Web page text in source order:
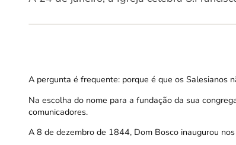
A pergunta é frequente: porque é que os Salesianos
Na escolha do nome para a fundação da sua
comunicadores.
A 8 de dezembro de 1844, Dom Bosco inaugurou